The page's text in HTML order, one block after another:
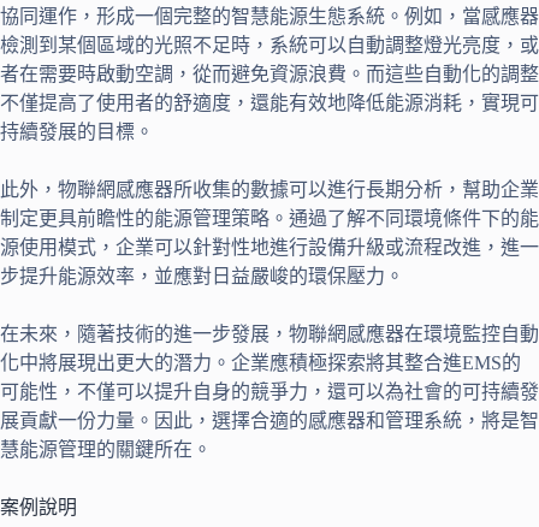
協同運作，形成一個完整的智慧能源生態系統。例如，當感應器
檢測到某個區域的光照不足時，系統可以自動調整燈光亮度，或
者在需要時啟動空調，從而避免資源浪費。而這些自動化的調整
不僅提高了使用者的舒適度，還能有效地降低能源消耗，實現可
持續發展的目標。
此外，物聯網感應器所收集的數據可以進行長期分析，幫助企業
制定更具前瞻性的能源管理策略。通過了解不同環境條件下的能
源使用模式，企業可以針對性地進行設備升級或流程改進，進一
步提升能源效率，並應對日益嚴峻的環保壓力。
在未來，隨著技術的進一步發展，物聯網感應器在環境監控自動
化中將展現出更大的潛力。企業應積極探索將其整合進EMS的
可能性，不僅可以提升自身的競爭力，還可以為社會的可持續發
展貢獻一份力量。因此，選擇合適的感應器和管理系統，將是智
慧能源管理的關鍵所在。
案例說明